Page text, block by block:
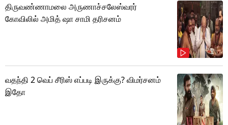
திருவண்ணாமலை அருணாச்சலேஸ்வரர்
கோவிலில் அமித் ஷா சாமி தரிசனம்
வதந்தி 2 வெப் சீரிஸ் எப்படி இருக்கு? விமர்சனம்
இதோ